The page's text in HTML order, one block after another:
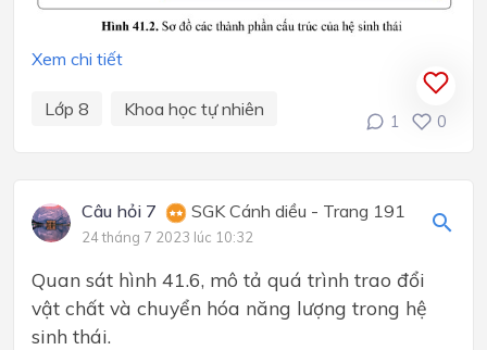
Xem chi tiết
Lớp 8 Khoa học tự nhiên
1 0
Câu hỏi 7 SGK Cánh diều - Trang 191
24 tháng 7 2023 lúc 10:32
Quan sát hình 41.6, mô tả quá trình trao đổi
vật chất và chuyển hóa năng lượng trong hệ
sinh thái.